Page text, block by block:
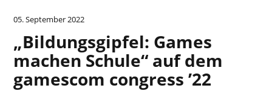
05. September 2022
„Bildungsgipfel: Games
machen Schule“ auf dem
gamescom congress ’22